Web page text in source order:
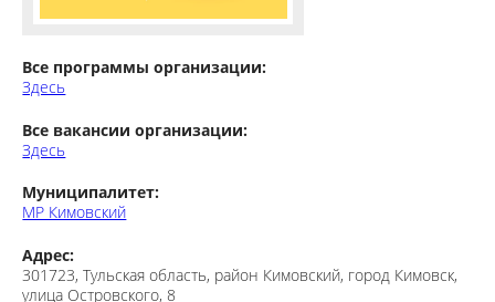
Все программы организации:
Здесь
Здесь
МР Кимовский
301723, Тульская область, район Кимовский, город Кимовск,
улица Островского, 8